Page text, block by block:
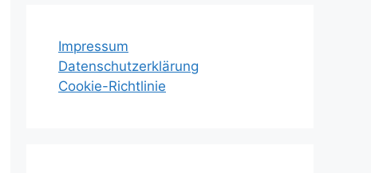
Impressum
Datenschutzerklärung
Cookie-Richtlinie